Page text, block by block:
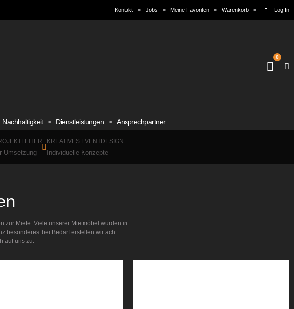
Kontakt Jobs Meine Favoriten Warenkorb Log In
0
Nachhaltigkeit Dienstleistungen Ansprechpartner
Umsetzung
KREATIVES EVENTDESIGN
Individuelle Konzepte
zur Miete. Viele unserer Mietmöbel wurden in
besonderes. bei Bedarf erstellen wir ach
auf uns zu.